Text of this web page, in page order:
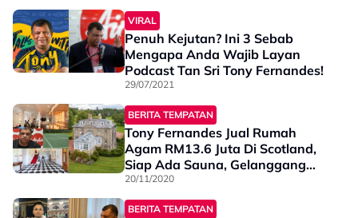
VIRAL
Penuh Kejutan? Ini 3 Sebab
Mengapa Anda Wajib Layan
Podcast Tan Sri Tony Fernandes!
29/07/2021
BERITA TEMPATAN
Tony Fernandes Jual Rumah
Agam RM13.6 Juta Di Scotland,
Siap Ada Sauna, Gelanggang
Tenis...Jom Intai!
20/11/2020
BERITA TEMPATAN